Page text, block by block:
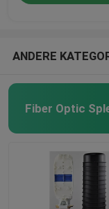
ANDERE
Fiber Optic